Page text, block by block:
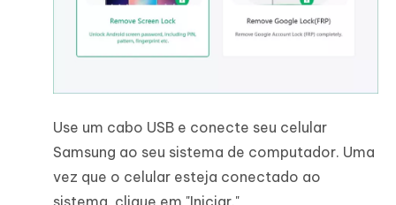
Use um cabo USB e conecte seu celular
Samsung ao seu sistema de computador. Uma
vez que o celular esteja conectado ao